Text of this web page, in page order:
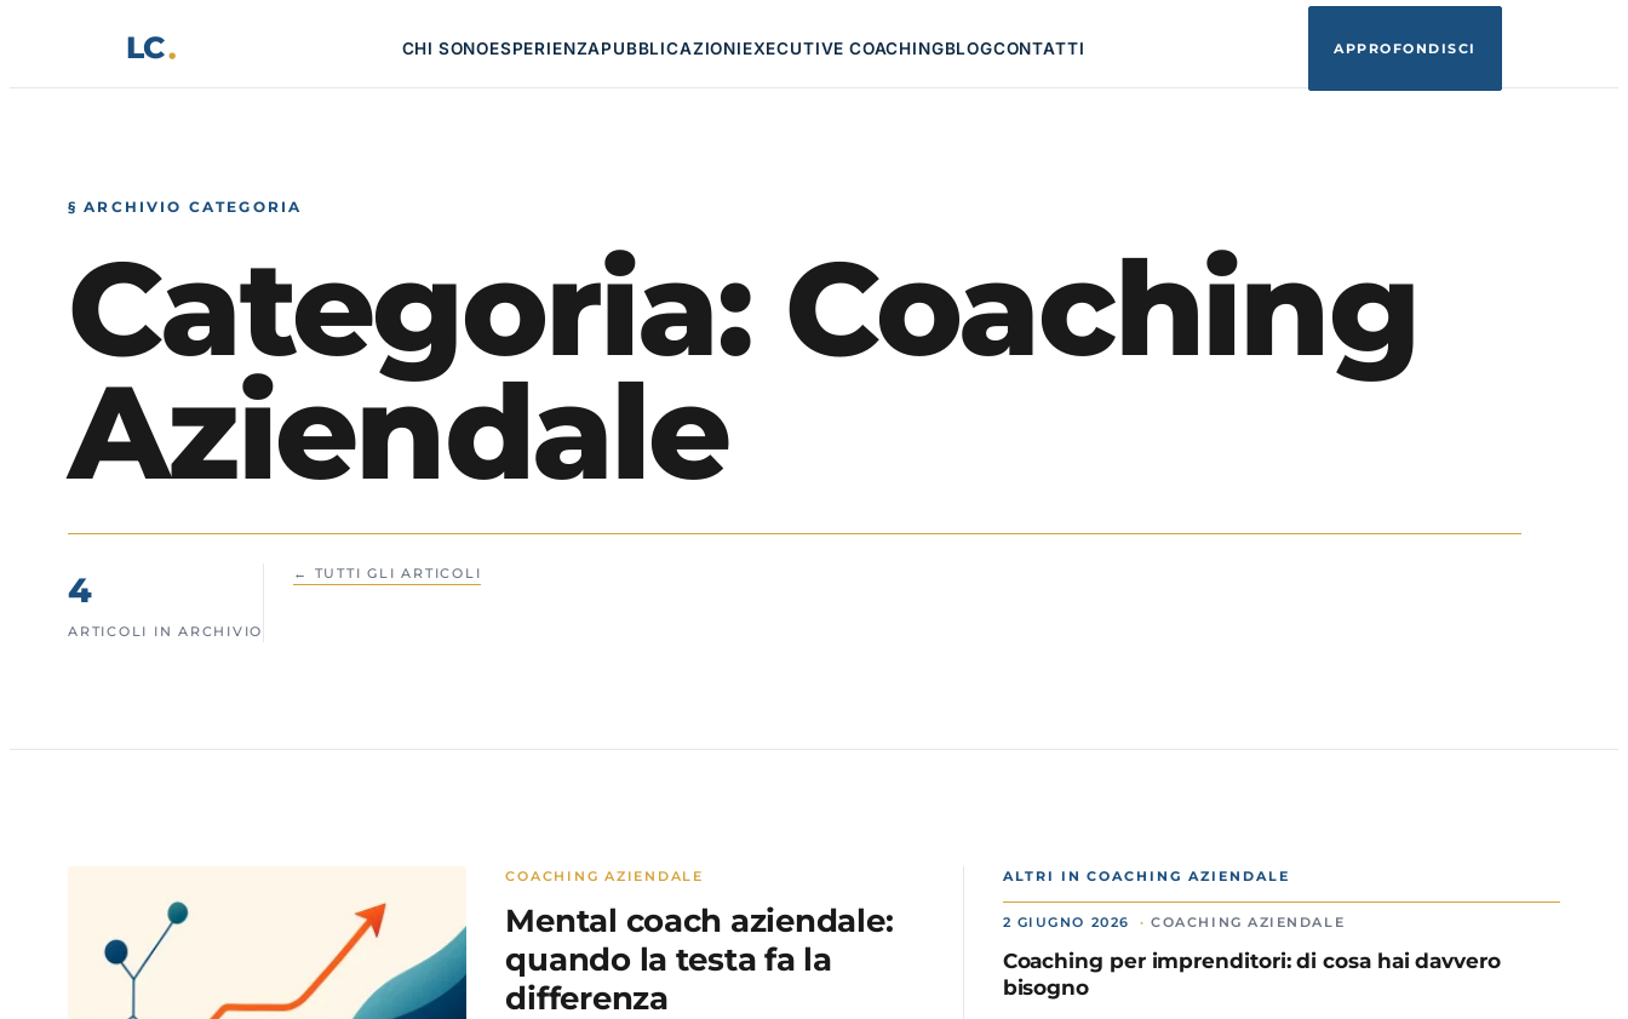
contenuto
LC CHI SONOESPERIENZAPUBBLICAZIONIEXECUTIVE COACHINGBLOGCONTATTI APPROFONDISCI
§ ARCHIVIO CATEGORIA
Categoria: Coaching
Aziendale
4
ARTICOLI IN ARCHIVIO
← TUTTI GLI ARTICOLI
COACHING AZIENDALE
Mental coach aziendale:
quando la testa fa la
differenza
ALTRI IN COACHING AZIENDALE
2 GIUGNO 2026 COACHING AZIENDALE
Coaching per imprenditori: di cosa hai davvero
bisogno